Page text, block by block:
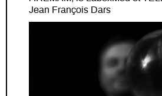
Jean François Dars